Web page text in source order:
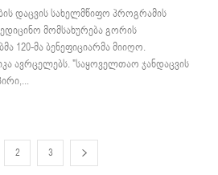
დაცვის სახელმწიფო პროგრამის
მომსახურება გორის
120-მა ბენეფიციარმა მიიღო.
ავრცელებს. "საყოველთაო ჯანდაცვის
2 3